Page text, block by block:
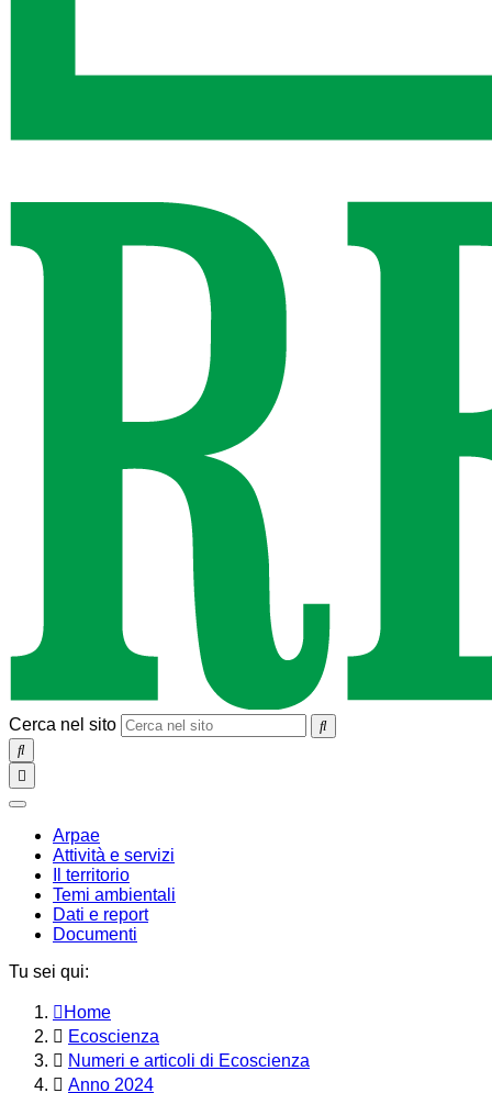
Cerca nel sito
SEARCH
Toggle
navigation
chiudi
Arpae
Attività e servizi
Il territorio
Temi ambientali
Dati e report
Documenti
Tu sei qui:
Home
Ecoscienza
Numeri e articoli di Ecoscienza
Anno 2024